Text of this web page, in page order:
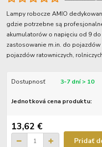
Lampy robocze AMIO
gdzie potrzebne są
akumulatorów o napięciu od 9
zastosowanie m.in. do pojazdów
pojazdów ratowniczych,
Dostupnosť 3-7 dní > 10
Jednotková cena produktu:
13,62 €
Pridať